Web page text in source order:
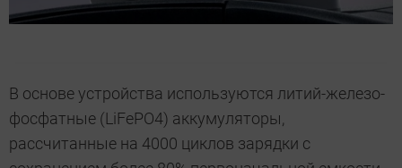
В основе устройства используются литий-железо-
фосфатные (LiFePO4) аккумуляторы,
рассчитанные на 4000 циклов зарядки с